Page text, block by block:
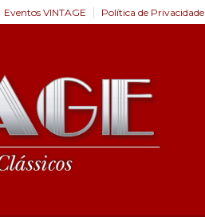
Eventos VINTAGE Política de Privacidade